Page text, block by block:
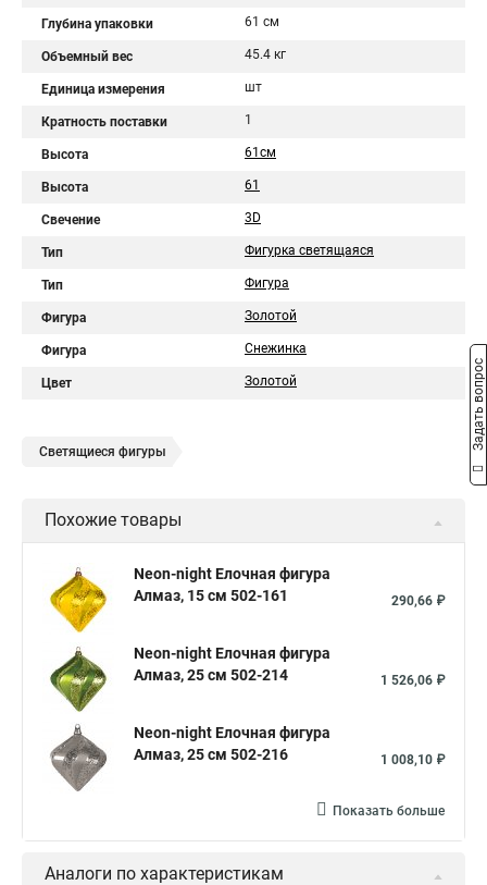
Глубина упаковки 61 см
Объемный вес 45.4 кг
Единица измерения шт
Кратность поставки 1
Высота 61см
Высота 61
Свечение 3D
Тип Фигурка светящаяся
Тип Фигура
Фигура Золотой
Фигура Снежинка
Цвет Золотой
Светящиеся фигуры
Похожие товары
Neon-night Елочная фигура
Алмаз, 15 см 502-161
290,66 ₽
Neon-night Елочная фигура
Алмаз, 25 см 502-214
1 526,06 ₽
Neon-night Елочная фигура
Алмаз, 25 см 502-216
1 008,10 ₽
Показать больше
Аналоги по характеристикам
Задать вопрос